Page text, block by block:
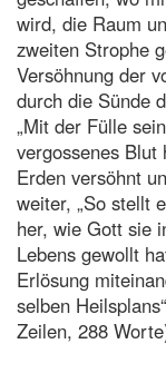
wird, die Raum
zweiten Strophe
Versöhnung der
durch die Sünde
„Mit der Fülle
vergossenes
Erden versöhnt
weiter, „So stellt
her, wie Gott sie
Lebens gewollt
Erlösung
selben
Zeilen, 288